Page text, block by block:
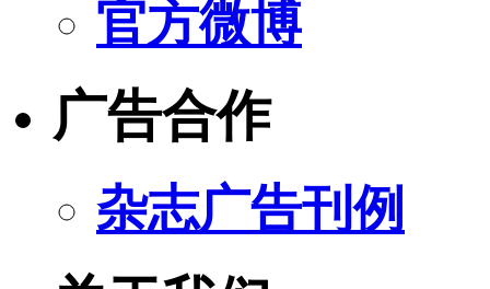
官方微博
广告合作
杂志广告刊例